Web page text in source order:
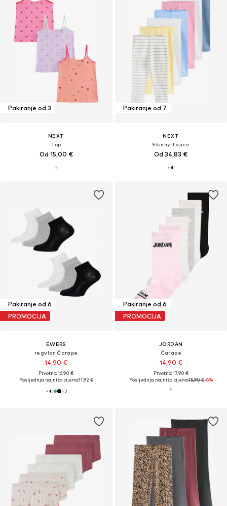
Pakiranje od 3
NEXT
Top
Od 15,00 €
Pakiranje od 7
NEXT
Skinny Tajice
Od 34,83 €
Pakiranje od 6
PROMOCIJA
EWERS
regular Čarape
14,90 €
Prvotno: 16,90 €
Posljednja najniža cijena:11,92 €
+2
Pakiranje od 6
PROMOCIJA
JORDAN
Čarape
14,90 €
Prvotno: 17,90 €
Posljednja najniža cijena:15,90 €-6%